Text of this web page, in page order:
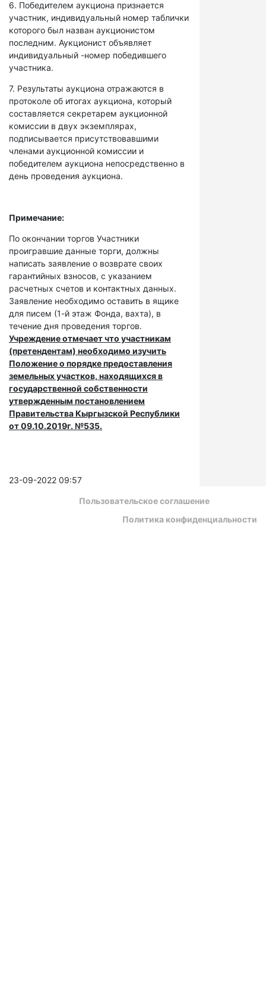
6. Победителем аукциона признается
участник, индивидуальный номер таблички
которого был назван аукционистом
последним. Аукционист объявляет
индивидуальный -номер победившего
участника.
7. Результаты аукциона отражаются в
протоколе об итогах аукциона, который
составляется секретарем аукционной
комиссии в двух экземплярах,
подписывается присутствовавшими
членами аукционной комиссии и
победителем аукциона непосредственно в
день проведения аукциона.
Примечание:
По окончании торгов Участники
проигравшие данные торги, должны
написать заявление о возврате своих
гарантийных взносов, с указанием
расчетных счетов и контактных данных.
Заявление необходимо оставить в ящике
для писем (1-й этаж Фонда, вахта), в
течение дня проведения торгов.
Учреждение отмечает что участникам
(претендентам) необходимо изучить
Положение о порядке предоставления
земельных участков, находящихся в
государственной собственности
утвержденным постановлением
Правительства Кыргызской Республики
от 09.10.2019г. №535.
23-09-2022 09:57
Пользовательское соглашение
Политика конфиденциальности